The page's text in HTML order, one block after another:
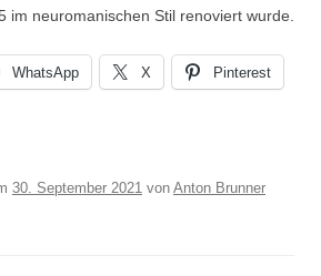
im neuromanischen Stil renoviert wurde.
WhatsApp X Pinterest
30. September 2021 von Anton Brunner